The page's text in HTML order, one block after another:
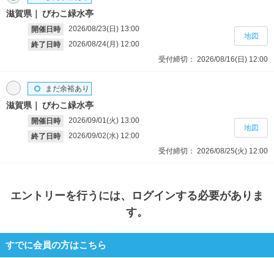
滋賀県 びわこ緑水亭
開催日時 2026/08/23(日) 13:00
終了日時
2026/08/24(月) 12:00
受付締切： 2026/08/16(日) 12:00
地図
滋賀県 びわこ緑水亭
開催日時 2026/09/01(火) 13:00
終了日時
2026/09/02(水) 12:00
まだ余裕あり
受付締切： 2026/08/25(火) 12:00
地図
エントリーを行うには、ログインする必要がありま
す。
すでに会員の方はこちら